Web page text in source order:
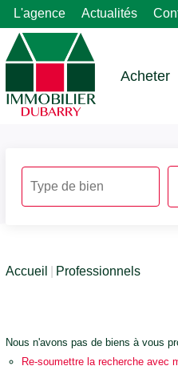
L'agence Actualités
Acheter
Accueil Professionnels
Nous n'avons pas de biens à vous
Re-soumettre la recherche avec